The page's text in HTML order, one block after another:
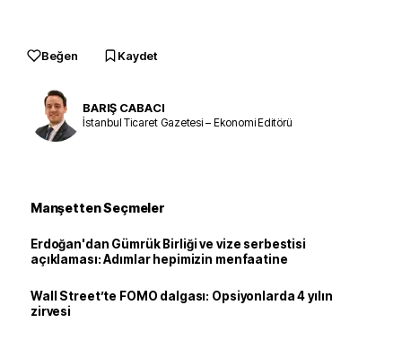
Beğen Kaydet
BARIŞ CABACI
İstanbul Ticaret Gazetesi – Ekonomi Editörü
Manşetten Seçmeler
Erdoğan'dan Gümrük Birliği ve vize serbestisi
açıklaması: Adımlar hepimizin menfaatine
Wall Street’te FOMO dalgası: Opsiyonlarda 4 yılın
zirvesi